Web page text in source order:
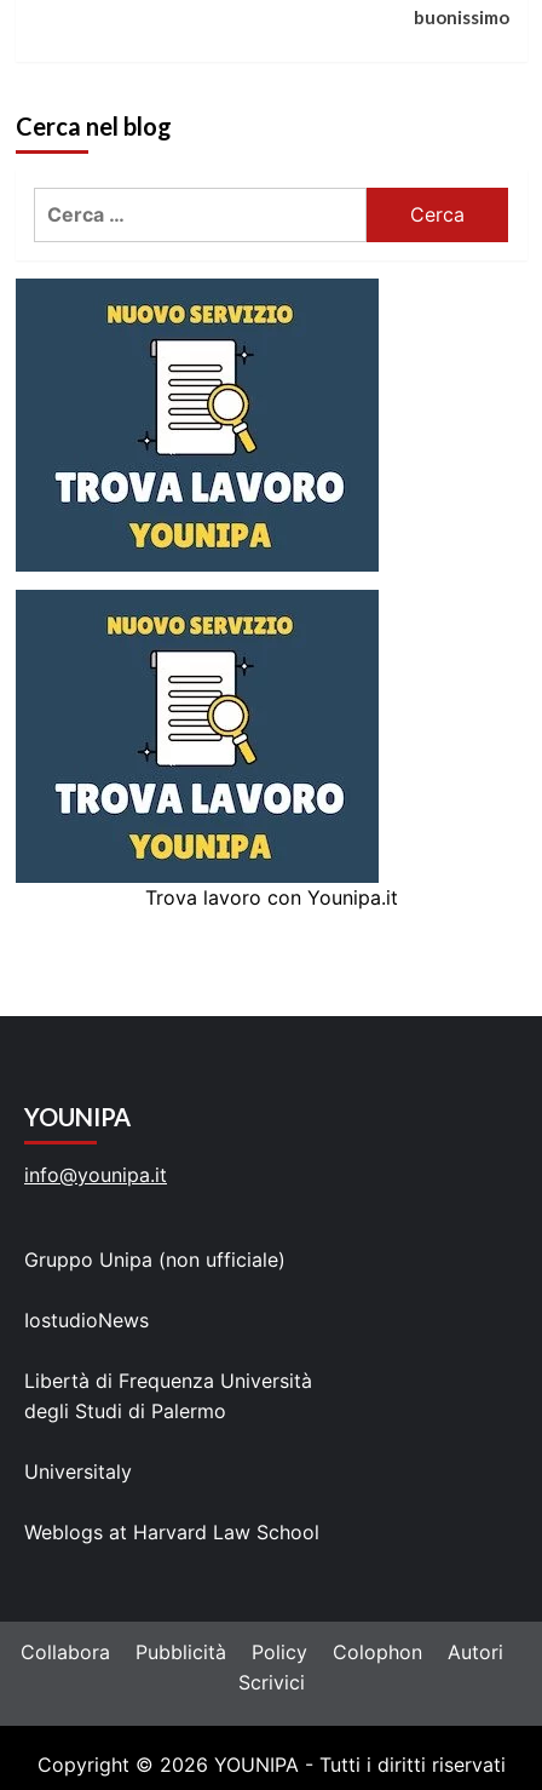
buonissimo
Cerca nel blog
Trova lavoro con Younipa.it
YOUNIPA
info@younipa.it
Gruppo Unipa (non ufficiale)
IostudioNews
Libertà di Frequenza Università
degli Studi di Palermo
Universitaly
Weblogs at Harvard Law School
Collabora Pubblicità Policy Colophon
Autori
Scrivici
Copyright © 2026 YOUNIPA - Tutti i diritti riservati